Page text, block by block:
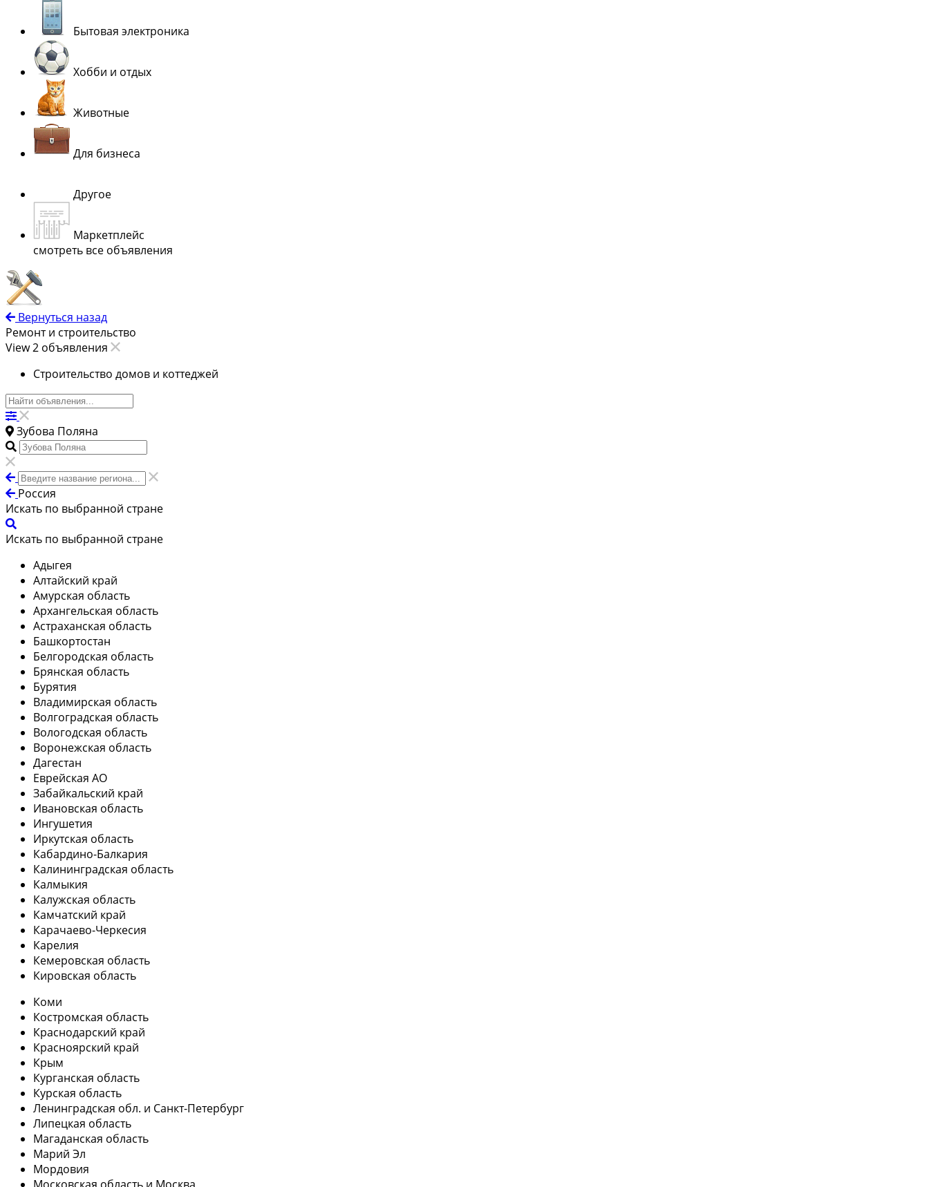
Бытовая электроника
Хобби и отдых
Животные
Для бизнеса
Другое
Маркетплейс
смотреть все объявления
Вернуться назад
Ремонт и строительство
View 2 объявления
Строительство домов и коттеджей
Зубова Поляна
Россия
Искать по выбранной стране
Искать по выбранной стране
Адыгея
Алтайский край
Амурская область
Архангельская область
Астраханская область
Башкортостан
Белгородская область
Брянская область
Бурятия
Владимирская область
Волгоградская область
Вологодская область
Воронежская область
Дагестан
Еврейская АО
Забайкальский край
Ивановская область
Ингушетия
Иркутская область
Кабардино-Балкария
Калининградская область
Калмыкия
Калужская область
Камчатский край
Карачаево-Черкесия
Карелия
Кемеровская область
Кировская область
Коми
Костромская область
Краснодарский край
Красноярский край
Крым
Курганская область
Курская область
Ленинградская обл. и Санкт-Петербург
Липецкая область
Магаданская область
Марий Эл
Мордовия